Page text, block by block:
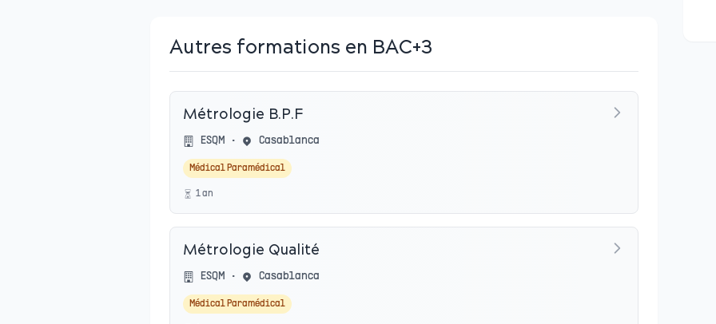
Autres formations en BAC+3
Métrologie B.P.F
ESQM • Casablanca
Médical Paramédical
1an
Métrologie Qualité
ESQM • Casablanca
Médical Paramédical